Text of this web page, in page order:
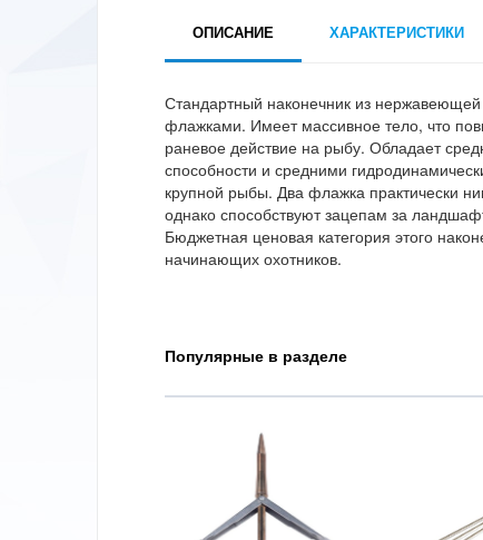
ОПИСАНИЕ ХАРАКТЕРИСТИКИ
Стандартный наконечник из
флажками. Имеет массивное тело, что
раневое действие на рыбу. Обладает
способности и средними
крупной рыбы. Два флажка практически
однако способствуют зацепам за
Бюджетная ценовая категория этого
начинающих охотников.
Популярные в разделе